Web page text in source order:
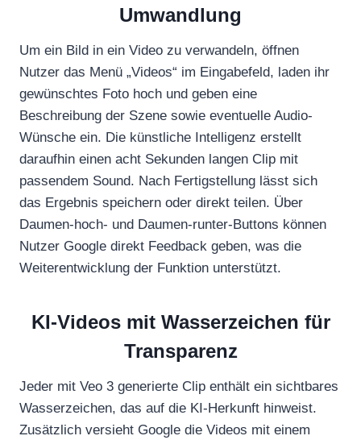
Umwandlung
Um ein Bild in ein Video zu verwandeln, öffnen
Nutzer das Menü „Videos“ im Eingabefeld, laden ihr
gewünschtes Foto hoch und geben eine
Beschreibung der Szene sowie eventuelle Audio-
Wünsche ein. Die künstliche Intelligenz erstellt
daraufhin einen acht Sekunden langen Clip mit
passendem Sound. Nach Fertigstellung lässt sich
das Ergebnis speichern oder direkt teilen. Über
Daumen-hoch- und Daumen-runter-Buttons können
Nutzer Google direkt Feedback geben, was die
Weiterentwicklung der Funktion unterstützt.
KI-Videos mit Wasserzeichen für
Transparenz
Jeder mit Veo 3 generierte Clip enthält ein sichtbares
Wasserzeichen, das auf die KI-Herkunft hinweist.
Zusätzlich versieht Google die Videos mit einem